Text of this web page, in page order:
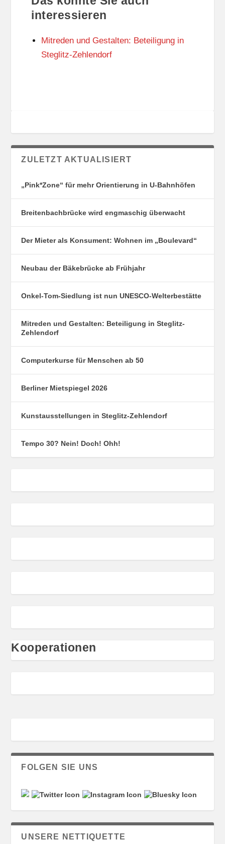
T
U
N
S
O
O
R
N
interessieren
Mitreden und Gestalten: Beteiligung in
Steglitz-Zehlendorf
ZULETZT AKTUALISIERT
„Pink*Zone“ für mehr Orientierung in U-Bahnhöfen
Breitenbachbrücke wird engmaschig überwacht
Der Mieter als Konsument: Wohnen im „Boulevard“
Neubau der Bäkebrücke ab Frühjahr
Onkel-Tom-Siedlung ist nun UNESCO-Welterbestätte
Mitreden und Gestalten: Beteiligung in Steglitz-
Zehlendorf
Computerkurse für Menschen ab 50
Berliner Mietspiegel 2026
Kunstausstellungen in Steglitz-Zehlendorf
Tempo 30? Nein! Doch! Ohh!
Kooperationen
FOLGEN SIE UNS
UNSERE NETTIQUETTE